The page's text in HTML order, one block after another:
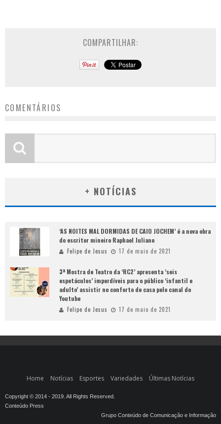
COMPARTILHAR:
COMENTÁRIOS
+ NOTÍCIAS
‘AS NOITES MAL DORMIDAS DE CAIO JOCHEM’ é a nova obra
do escritor mineiro Raphael Juliano
Felipe de Jesus 17 de maio de 2021
3ª Mostra de Teatro da ‘RC2’ apresenta ‘seis
espetáculos’ imperdíveis para o público ‘infantil e
adulto’ assistir no conforto de casa pelo canal do
Youtube
Felipe de Jesus 17 de maio de 2021
Home Notícias Esportes Variedades Últimas Notícias
Copyright © 2014 - 2019. All Rights Reserved.
Conteúdo Press
Grupo Conteúdo de Comunicação e Informação